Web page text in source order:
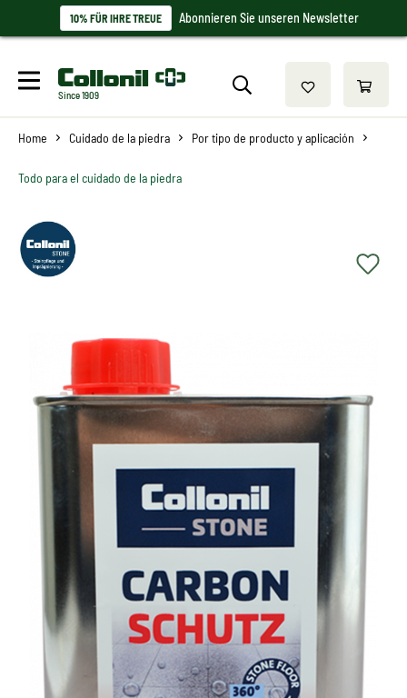
10% FÜR IHRE TREUE Abonnieren Sie unseren Newsletter
Since 1909
Home Cuidado de la piedra Por tipo de producto y aplicación
Todo para el cuidado de la piedra